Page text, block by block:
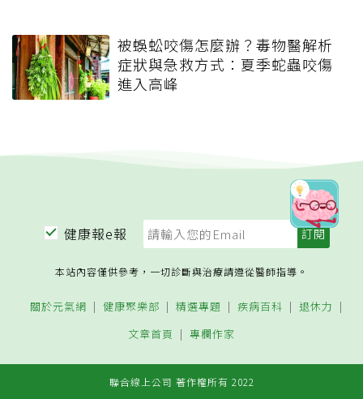
被蜈蚣咬傷怎麼辦？毒物醫解析
症狀與急救方式：夏季蛇蟲咬傷
進入高峰
健康報e報
本站內容僅供參考，一切診斷與治療請遵從醫師指導。
關於元氣網 健康聚樂部 精選專題 疾病百科
退休力
文章首頁
專欄作家
聯合線上公司 著作權所有 2022